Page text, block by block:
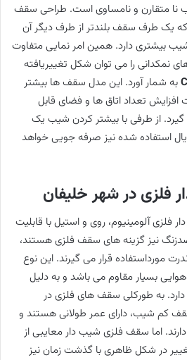
نا متقارن و نامساوی است. طراحی سقف
یک طرف سقف بلندتر از طرف دیگر آن
بیشتری دارد. همین امر نمایی متفاوت
نمکدانی را می توان شکل تغییریافته
به شمار آورد. این مدل سقف ها بیشتر
تعداد اتاق ها و فضای قابل
از طرفی با بیشتر کردن شیب یک
استفاده شده نیز صرفه جویی خواهد
فلزی در شهر خلیفان
آلومینیوم، روی و استیل با قابلیت
نیز گزینه های سقف فلزی هستند،
مورداستفاده قرار می گیرند. این نوع
بسیار مقاوم می باشد و به دلیل
به طورکلی سقف های فلزی در
کم شیب، دارای عمر طولانی هستند و
اما سقف فلزی شیب دار معایبی از
در شکل ظاهری با گذشت زمان نیز